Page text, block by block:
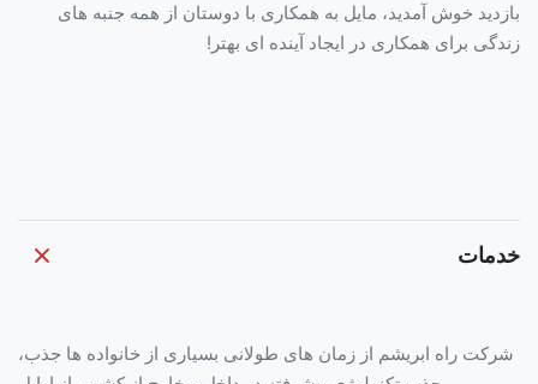
بازدید خوش آمدید، مایل به همکاری با دوستان از همه جنبه های
زندگی برای همکاری در ایجاد آینده ای بهتر!
خدمات
شرکت راه ابریشم از زمان های طولانی بسیاری از خانواده ها جذب،